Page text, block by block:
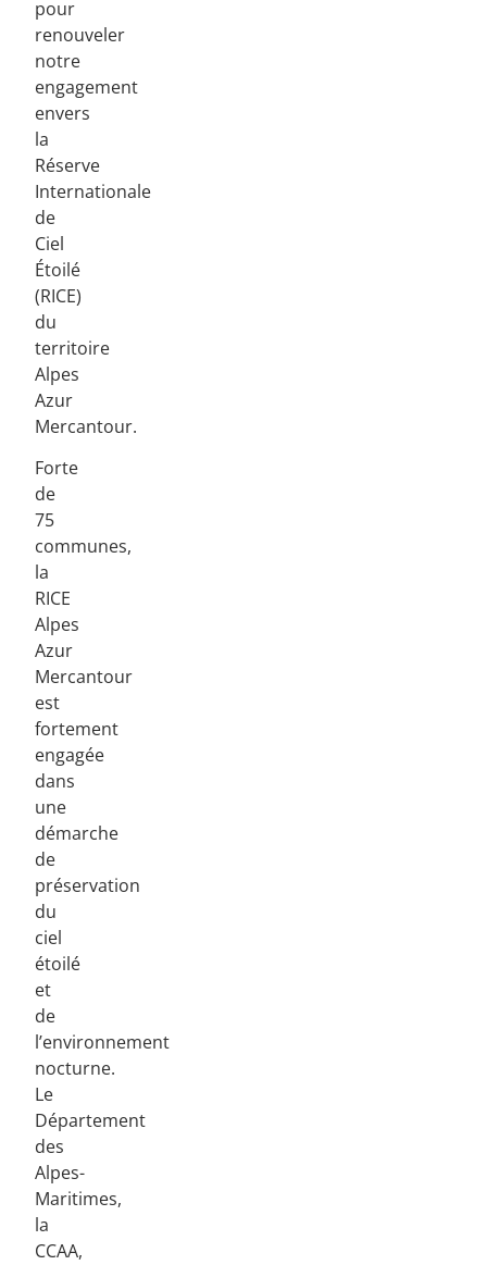
pour
renouveler
notre
engagement
envers
la
Réserve
Internationale
de
Ciel
Étoilé
(RICE)
du
territoire
Alpes
Azur
Mercantour.
Forte
de
75
communes,
la
RICE
Alpes
Azur
Mercantour
est
fortement
engagée
dans
une
démarche
de
préservation
du
ciel
étoilé
et
de
l’environnement
nocturne.
Le
Département
des
Alpes-
Maritimes,
la
CCAA,